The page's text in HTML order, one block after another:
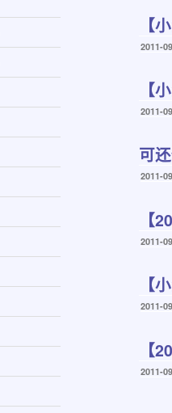
【
发
2011-
【
发
2011-
可
发
2011-
【
发
2011-
【
发
2011-
【
发
2011-